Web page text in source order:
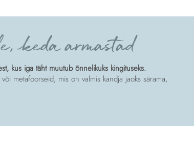
keda armastad
kus iga täht muutub õnnelikuks kingituseks.
metafoorseid, mis on valmis kandja jaoks särama,